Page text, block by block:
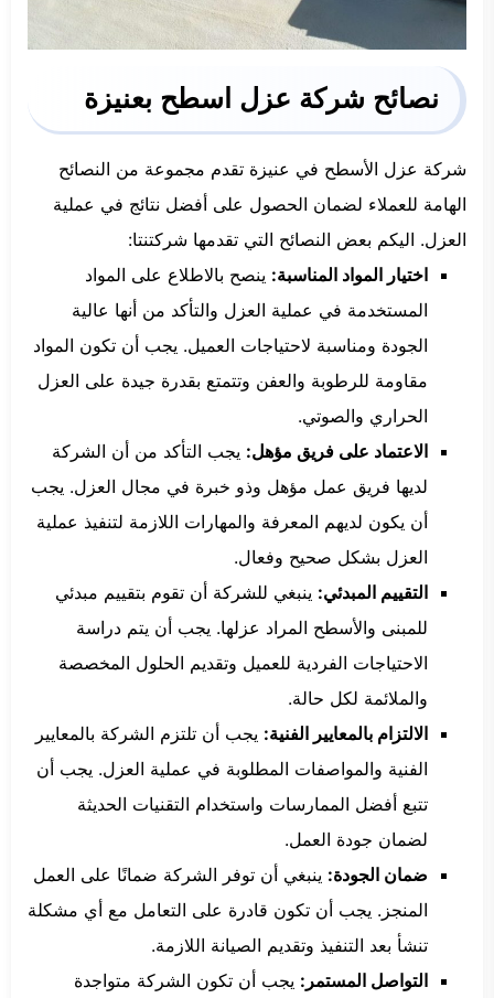
نصائح شركة عزل اسطح بعنيزة
شركة عزل الأسطح في عنيزة تقدم مجموعة من النصائح
الهامة للعملاء لضمان الحصول على أفضل نتائج في عملية
العزل. اليكم بعض النصائح التي تقدمها شركتنتا:
اختيار المواد المناسبة: ينصح بالاطلاع على المواد
المستخدمة في عملية العزل والتأكد من أنها عالية
الجودة ومناسبة لاحتياجات العميل. يجب أن تكون المواد
مقاومة للرطوبة والعفن وتتمتع بقدرة جيدة على العزل
الحراري والصوتي.
الاعتماد على فريق مؤهل: يجب التأكد من أن الشركة
لديها فريق عمل مؤهل وذو خبرة في مجال العزل. يجب
أن يكون لديهم المعرفة والمهارات اللازمة لتنفيذ عملية
العزل بشكل صحيح وفعال.
التقييم المبدئي: ينبغي للشركة أن تقوم بتقييم مبدئي
للمبنى والأسطح المراد عزلها. يجب أن يتم دراسة
الاحتياجات الفردية للعميل وتقديم الحلول المخصصة
والملائمة لكل حالة.
الالتزام بالمعايير الفنية: يجب أن تلتزم الشركة بالمعايير
الفنية والمواصفات المطلوبة في عملية العزل. يجب أن
تتبع أفضل الممارسات واستخدام التقنيات الحديثة
لضمان جودة العمل.
ضمان الجودة: ينبغي أن توفر الشركة ضمانًا على العمل
المنجز. يجب أن تكون قادرة على التعامل مع أي مشكلة
تنشأ بعد التنفيذ وتقديم الصيانة اللازمة.
التواصل المستمر: يجب أن تكون الشركة متواجدة